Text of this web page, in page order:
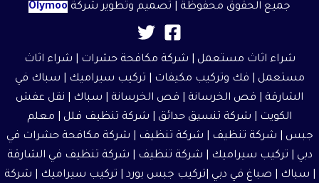
جميع الحقوق محفوظة | تصميم وتطوير شركة Olymoo
شراء اثاث مستعمل شركة مكافحة حشرات
شراء اثاث
مستعمل | فك وتركيب مكيفات | تركيب سيراميك | سباك في
الشارقة
قص الخرسانة | قص الخرسانة | سباك | نقل عفش
الكويت
شركة تنسيق حدائق شركة تنظيف فلل
معلم
جبس
شركة تنظيف شركة تنظيف
شركة مكافحة حشرات في
دبي
تركيب سيراميك شركة تنظيف
شركة تنظيف في الشارقة
| سباك | صباغ في دبي |تركيب جبس بورد | تركيب سيراميك شركة